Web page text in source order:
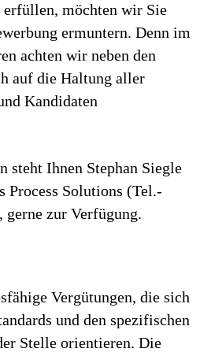
erfüllen, möchten wir Sie
ermuntern. Denn im
achten wir neben den
auf die Haltung aller
Kandidaten
steht Ihnen Stephan Siegle
Process Solutions (Tel.-
gerne zur Verfügung.
Vergütungen, die sich
und den spezifischen
Stelle orientieren. Die